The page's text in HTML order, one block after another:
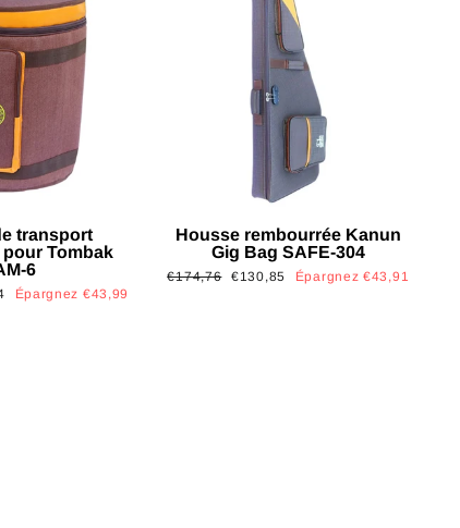
transport
Tombak
6
Épargnez €43,99
Housse rembourrée Kanun
Gig Bag SAFE-304
Prix
€174,76
Prix
€130,85 Épargnez €43,91